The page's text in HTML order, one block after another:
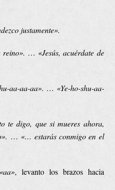
justamente».
reino». … «Jesús, acuérdate de
aa-aa-aa». … «Ye-ho-shu-aa-
te digo, que si mueres ahora,
… «… estarás conmigo en el
«aa», levanto los brazos hacia